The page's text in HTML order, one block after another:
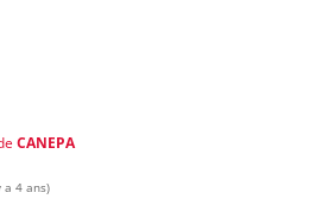
CANEPA
a 4 ans)